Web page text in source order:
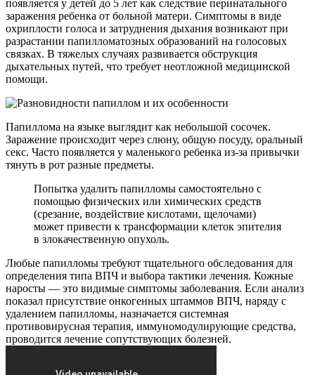
появляется у детей до 5 лет как следствие перинатального
заражения ребенка от больной матери. Симптомы в виде
охриплости голоса и затруднения дыхания возникают при
разрастании папилломатозных образований на голосовых
связках. В тяжелых случаях развивается обструкция
дыхательных путей, что требует неотложной медицинской
помощи.
Папиллома на языке выглядит как небольшой сосочек.
Заражение происходит через слюну, общую посуду, оральный
секс. Часто появляется у маленького ребенка из-за привычки
тянуть в рот разные предметы.
Попытка удалить папилломы самостоятельно с
помощью физических или химических средств
(срезание, воздействие кислотами, щелочами)
может привести к трансформации клеток эпителия
в злокачественную опухоль.
Любые папилломы требуют тщательного обследования для
определения типа ВПЧ и выбора тактики лечения. Кожные
наросты — это видимые симптомы заболевания. Если анализ
показал присутствие онкогенных штаммов ВПЧ, наряду с
удалением папилломы, назначается системная
противовирусная терапия, иммуномодулирующие средства,
проводится лечение сопутствующих болезней.